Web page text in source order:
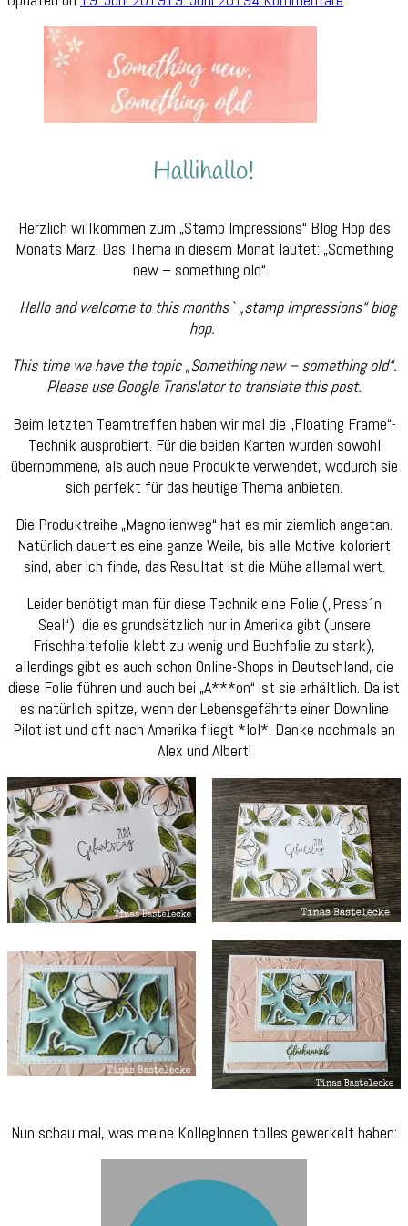
Herzlich willkommen zum „Stamp Impressions“ Blog Hop des
Monats März. Das Thema in diesem Monat lautet: „Something
new – something old“.
Hello and welcome to this months` „stamp impressions“ blog
hop.
This time we have the topic „Something new – something old“.
Please use Google Translator to translate this post.
Beim letzten Teamtreffen haben wir mal die „Floating Frame“-
Technik ausprobiert. Für die beiden Karten wurden sowohl
übernommene, als auch neue Produkte verwendet, wodurch sie
sich perfekt für das heutige Thema anbieten.
Die Produktreihe „Magnolienweg“ hat es mir ziemlich angetan.
Natürlich dauert es eine ganze Weile, bis alle Motive koloriert
sind, aber ich finde, das Resultat ist die Mühe allemal wert.
Leider benötigt man für diese Technik eine Folie („Press´n
Seal“), die es grundsätzlich nur in Amerika gibt (unsere
Frischhaltefolie klebt zu wenig und Buchfolie zu stark),
allerdings gibt es auch schon Online-Shops in Deutschland, die
diese Folie führen und auch bei „A***on“ ist sie erhältlich. Da ist
es natürlich spitze, wenn der Lebensgefährte einer Downline
Pilot ist und oft nach Amerika fliegt *lol*. Danke nochmals an
Alex und Albert!
Nun schau mal, was meine KollegInnen tolles gewerkelt haben: